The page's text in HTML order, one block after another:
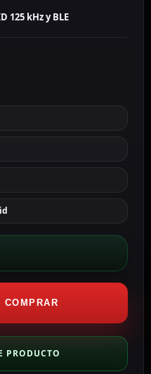
125 kHz y BLE
COMPRAR
PRODUCTO